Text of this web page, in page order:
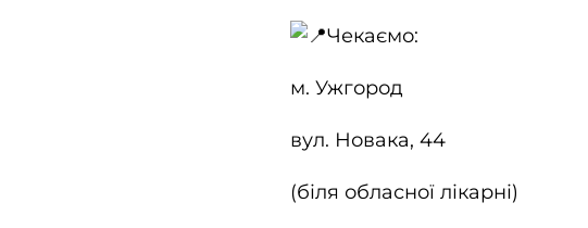
Чекаємо:
м. Ужгород
вул. Новака, 44
(біля обласної лікарні)